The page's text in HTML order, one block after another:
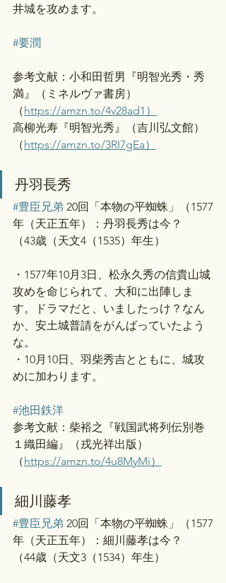
井城を攻めます。
#要潤
参考文献：小和田哲男『明智光秀・秀
満』（ミネルヴァ書房）
（https://amzn.to/4v28ad1）
高柳光寿『明智光秀』（吉川弘文館）
（https://amzn.to/3RI7gEa）
丹羽長秀
#豊臣兄弟 20回「本物の平蜘蛛」（1577
年（天正五年）：丹羽長秀は今？
（43歳（天文4（1535）年生）
・1577年10月3日、松永久秀の信貴山城
攻めを命じられて、大和に出陣しま
す。ドラマだと、いましたっけ？なん
か、安土城普請をがんばっていたよう
な。
・10月10日、羽柴秀吉とともに、城攻
めに加わります。
#池田鉄洋
参考文献：柴裕之『戦国武将列伝別巻
１織田編』（戎光祥出版）
（https://amzn.to/4u8MyMi）
細川藤孝
#豊臣兄弟 20回「本物の平蜘蛛」（1577
年（天正五年）：細川藤孝は今？
（44歳（天文3（1534）年生）